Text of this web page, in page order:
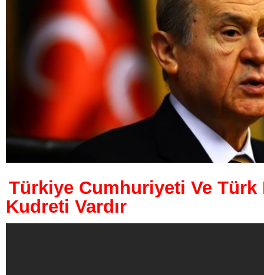
Türkiye Cumhuriyeti Ve
Kudreti Vardır